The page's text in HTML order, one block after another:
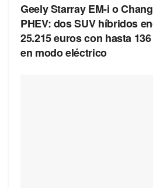
Geely Starray EM-i o
PHEV: dos SUV híbridos
25.215 euros con hasta
en modo eléctrico